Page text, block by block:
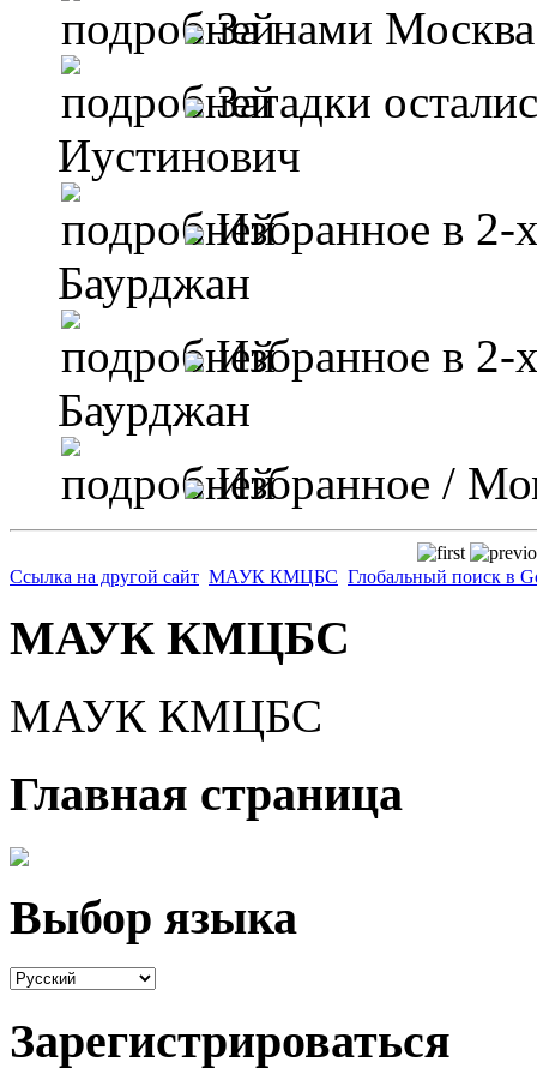
За нами Москва
Загадки
Иустинович
Избранное в 2-
Баурджан
Избранное в 2-
Баурджан
Избранное /
Ссылка на другой сайт МАУК КМЦБС Глобальный поиск в
МАУК КМЦБС
МАУК КМЦБС
Главная страница
Выбор языка
Зарегистрироваться